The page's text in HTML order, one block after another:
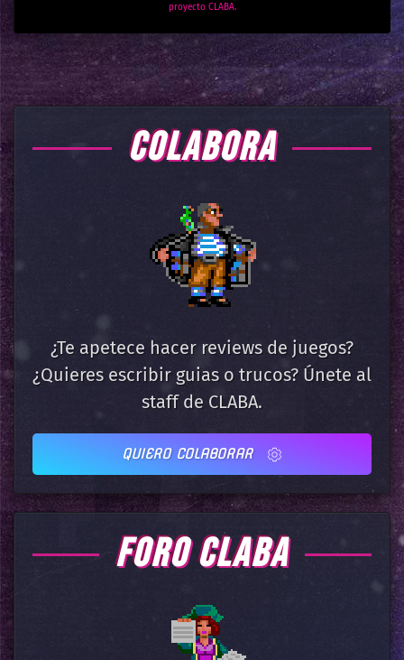
proyecto CLABA.
COLABORA
¿Te apetece hacer reviews de juegos?
¿Quieres escribir guias o trucos? Únete al
staff de CLABA.
QUIERO COLABORAR
FORO CLABA